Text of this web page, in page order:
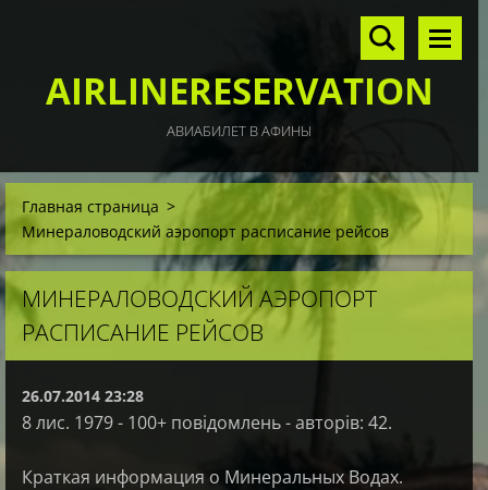
AIRLINERESERVATION
АВИАБИЛЕТ В АФИНЫ
Главная страница >
Минераловодский аэропорт расписание рейсов
МИНЕРАЛОВОДСКИЙ АЭРОПОРТ
РАСПИСАНИЕ РЕЙСОВ
26.07.2014 23:28
8 лис. 1979 - 100+ повідомлень - авторів: 42.
Краткая информация о Минеральных Водах.